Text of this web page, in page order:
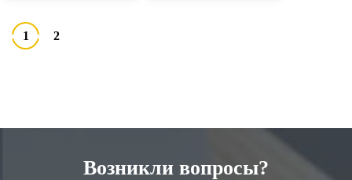
1 2
Возникли вопросы?